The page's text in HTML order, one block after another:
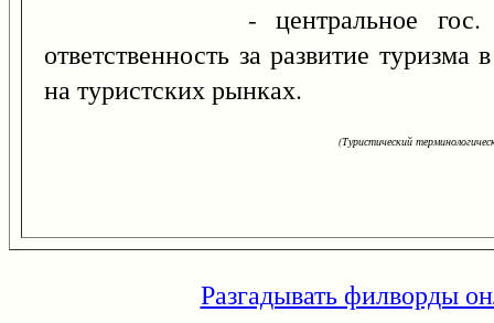
- центральное гос.
ответственность за развитие
на туристских рынках.
(Туристический
Разгадывать филворды